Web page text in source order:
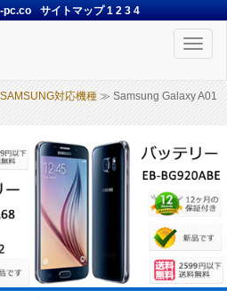
pc.co サイトマップ1 2 3 4
Toggle
SAMSUNG対応機種 ≫ Samsung Galaxy A01